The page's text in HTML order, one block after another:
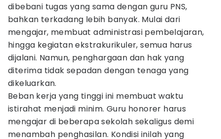
dibebani tugas yang sama dengan guru PNS,
bahkan terkadang lebih banyak. Mulai dari
mengajar, membuat administrasi pembelajaran,
hingga kegiatan ekstrakurikuler, semua harus
dijalani. Namun, penghargaan dan hak yang
diterima tidak sepadan dengan tenaga yang
dikeluarkan.
Beban kerja yang tinggi ini membuat waktu
istirahat menjadi minim. Guru honorer harus
mengajar di beberapa sekolah sekaligus demi
menambah penghasilan. Kondisi inilah yang